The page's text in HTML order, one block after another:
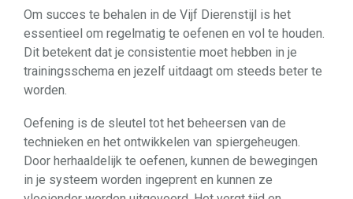
Om succes te behalen in de Vijf Dierenstijl is het
essentieel om regelmatig te oefenen en vol te houden.
Dit betekent dat je consistentie moet hebben in je
trainingsschema en jezelf uitdaagt om steeds beter te
worden.
Oefening is de sleutel tot het beheersen van de
technieken en het ontwikkelen van spiergeheugen.
Door herhaaldelijk te oefenen, kunnen de bewegingen
in je systeem worden ingeprent en kunnen ze